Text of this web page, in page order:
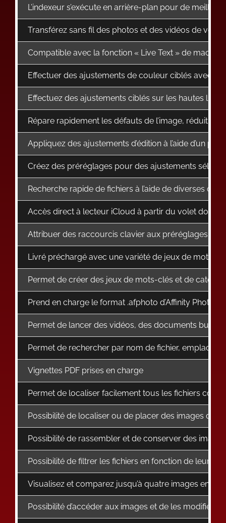
L’indexeur s’exécute en arrière-plan pour de
Transférez sans fil des photos et des vidéos de votre
Compatible avec la fonction « Live Text » de macOS
Effectuer des ajustements de couleur ciblés avec la
Effectuez des ajustements ciblés sur les hautes
Répare rapidement les défauts de l’image, réduit le
Appliquez des ajustements d’édition à l’aide d’un
Créez des préréglages pour des ajustements
Recherche rapide de fichiers à l’aide de diverses
Accès direct à lecteur iCloud à partir du volet
Attribuer des raccourcis clavier aux préréglages
Livré préchargé avec une variété de jeux de mots-
Permet de créer des jeux de mots-clés et de
Prend en charge le format .afphoto d’Affinity Photo
Permet de lancer des vidéos, des documents
Permet de rechercher par nom de fichier,
Vignettes PDF prises en charge
Permet de localiser facilement tous les fichiers
Possibilité de localiser ou de placer des images
Possibilité de rassembler et de conserver des
Possibilité de filtrer les fichiers en fonction de leurs
Visualisez et comparez jusqu’à quatre images en
Possibilité d’accéder aux images et de les modifier